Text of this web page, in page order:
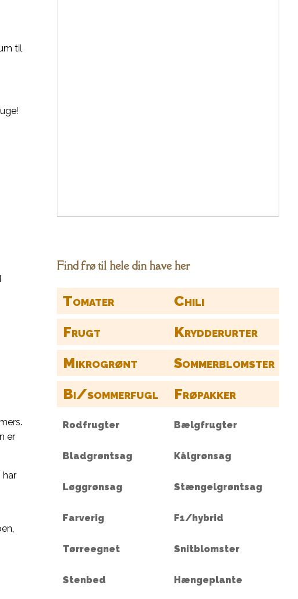
til
er
har
Find frø til hele din have her
Tomater
Chili
Frugt
Krydderurter
Mikrogrønt
Sommerblomster
Bi/sommerfugl
Frøpakker
Rodfrugter Bælgfrugter
Bladgrøntsag Kålgrønsag
Løggrønsag Stængelgrøntsag
Farverig F1/hybrid
Tørreegnet Snitblomster
Stenbed Hængeplante